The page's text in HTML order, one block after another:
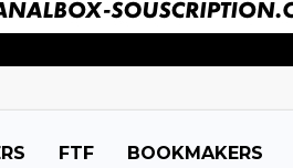
FTF BOOKMAKERS